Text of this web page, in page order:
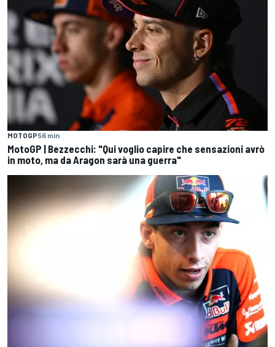
MOTOGP56 min
MotoGP | Bezzecchi: "Qui voglio capire che sensazioni avrò
in moto, ma da Aragon sarà una guerra"